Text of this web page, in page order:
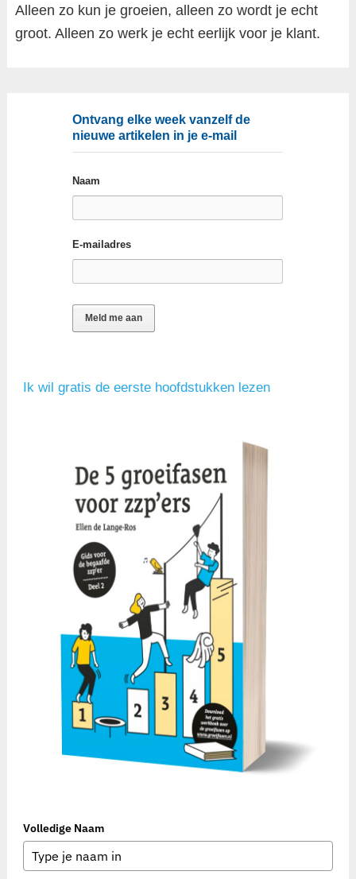
Alleen zo kun je groeien, alleen zo wordt je echt
groot. Alleen zo werk je echt eerlijk voor je klant.
Ontvang elke week vanzelf de
nieuwe artikelen in je e-mail
Naam
E-mailadres
Ik wil gratis de eerste hoofdstukken lezen
Volledige Naam